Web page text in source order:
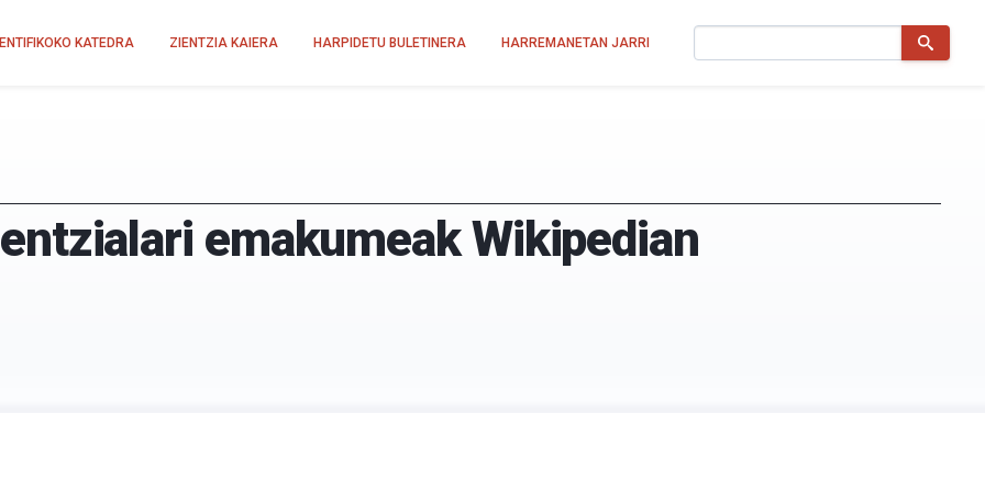
KATEDRA ZIENTZIA KAIERA HARPIDETU BULETINERA HARREMANETAN JARRI
emakumeak Wikipedian